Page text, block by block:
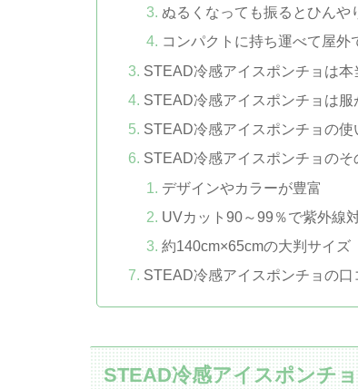
ぬるくなっても振るとひんや
コンパクトに持ち運べて屋外
STEAD冷感アイスポンチョは本
STEAD冷感アイスポンチョは
STEAD冷感アイスポンチョの使
STEAD冷感アイスポンチョのそ
デザインやカラーが豊富
UVカット90～99％で紫外線
約140cm×65cmの大判サイズ
STEAD冷感アイスポンチョの
STEAD冷感アイスポンチ